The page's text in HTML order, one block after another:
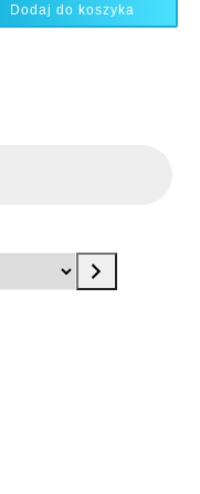
Dodaj do koszyka